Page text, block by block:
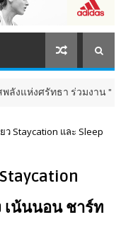
า ร่วมงาน "ห่มผ้าหลวงปู่
ว Staycation และ Sleep
เน้นนอน ชาร์ท